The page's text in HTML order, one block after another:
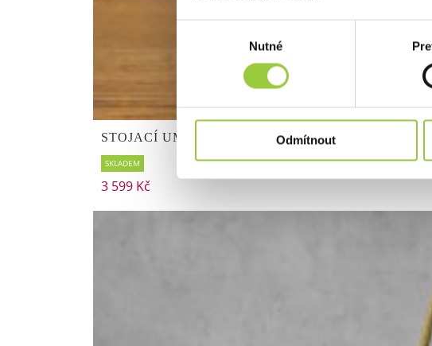
Nutné
Odmítnout
STOJACÍ UMYVADLOVÁ BATERIE FLOWER 2
SKLADEM
3 599 Kč